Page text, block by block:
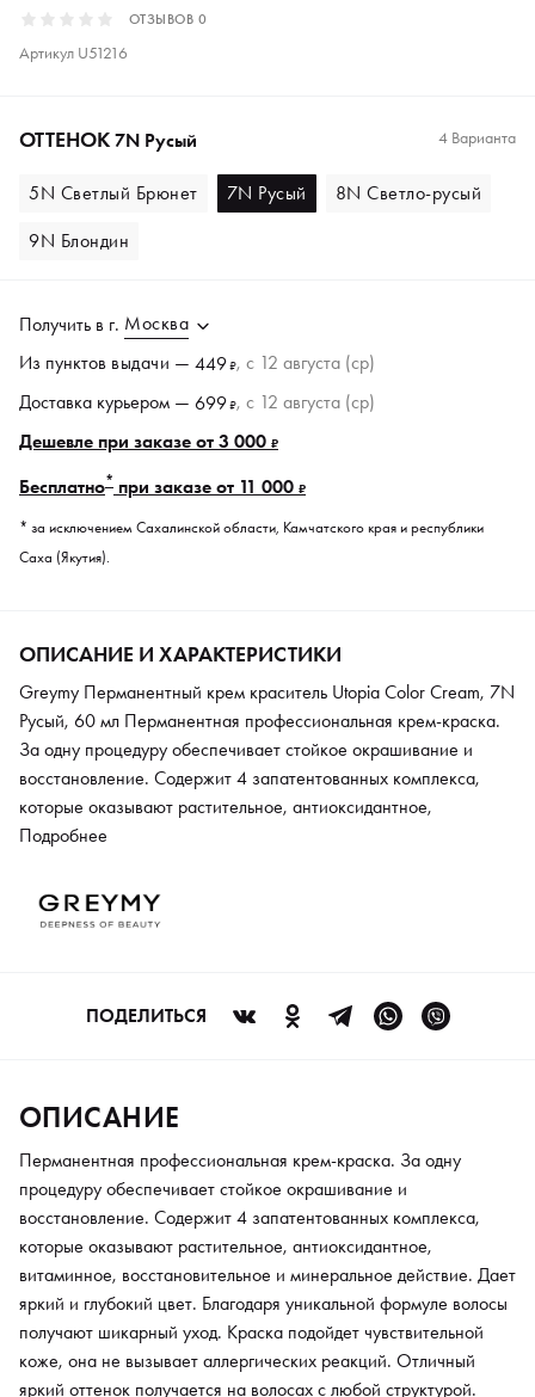
ОТЗЫВОВ 0
Артикул U51216
ОТТЕНОК7N Русый 4 Варианта
5N Светлый Брюнет 7N Русый
8N Светло-русый
9N Блондин
Получить в г. Москва
Из пунктов выдачи — 449₽, c 12 августа (ср)
Доставка курьером — 699₽, c 12 августа (ср)
Дешевле при заказе от 3 000 ₽
Бесплатно* при заказе от 11 000 ₽
* за исключением Сахалинской области, Камчатского края и республики
Саха (Якутия).
ОПИСАНИЕ И ХАРАКТЕРИСТИКИ
Greymy Перманентный крем краситель Utopia Color Cream, 7N
Русый, 60 мл Перманентная профессиональная крем-краска.
За одну процедуру обеспечивает стойкое окрашивание и
восстановление. Содержит 4 запатентованных комплекса,
которые оказывают растительное, антиоксидантное,
витаминное, восстановительное и минеральное действие. Дает
получают шикарный уход. Краска подойдет чувствительной
коже, она не вызывает аллергических реакций. Отличный
тонирования. Обеспечивает 100% закрашивание седины.
Точно передает цвет. С его помощью можно создать любые
Подробнее
ПОДЕЛИТЬСЯ
ОПИСАНИЕ
Перманентная профессиональная крем-краска. За одну
процедуру обеспечивает стойкое окрашивание и
восстановление. Содержит 4 запатентованных комплекса,
которые оказывают растительное, антиоксидантное,
витаминное, восстановительное и минеральное действие. Дает
яркий и глубокий цвет. Благодаря уникальной формуле волосы
получают шикарный уход. Краска подойдет чувствительной
коже, она не вызывает аллергических реакций. Отличный
яркий оттенок получается на волосах с любой структурой.